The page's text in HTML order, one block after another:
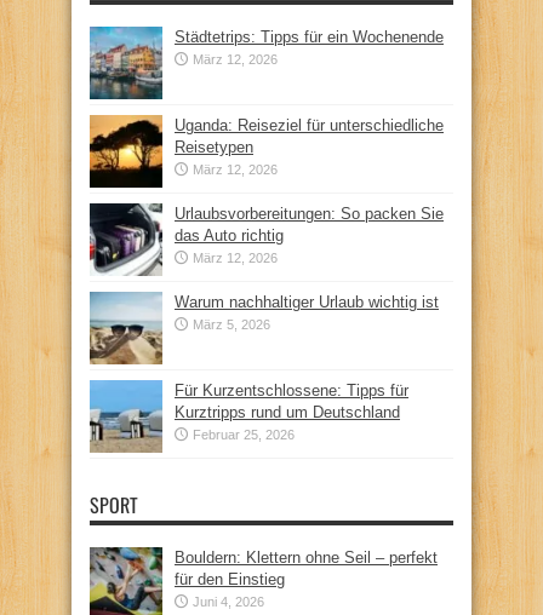
Städtetrips: Tipps für ein Wochenende
März 12, 2026
Uganda: Reiseziel für unterschiedliche
Reisetypen
März 12, 2026
Urlaubsvorbereitungen: So packen Sie
das Auto richtig
März 12, 2026
Warum nachhaltiger Urlaub wichtig ist
März 5, 2026
Für Kurzentschlossene: Tipps für
Kurztripps rund um Deutschland
Februar 25, 2026
SPORT
Bouldern: Klettern ohne Seil – perfekt
für den Einstieg
Juni 4, 2026